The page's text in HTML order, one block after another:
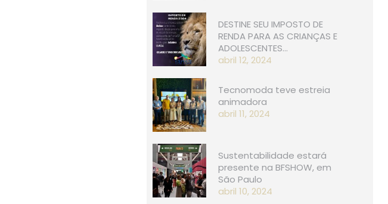
DESTINE SEU IMPOSTO DE
RENDA PARA AS CRIANÇAS E
ADOLESCENTES…
abril 12, 2024
Tecnomoda teve estreia
animadora
abril 11, 2024
Sustentabilidade estará
presente na BFSHOW, em
São Paulo
abril 10, 2024